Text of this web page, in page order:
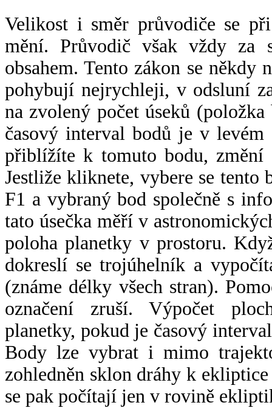
Velikost i směr průvodiče se
mění. Průvodič však vždy za
obsahem. Tento zákon se někdy
pohybují nejrychleji, v odsluní
na zvolený počet úseků
časový interval bodů je v
přiblížíte k tomuto bodu,
Jestliže kliknete, vybere se tento
F1 a vybraný bod společně s
tato úsečka měří v
poloha planetky v prostoru.
dokreslí se trojúhelník a
(známe délky všech stran).
označení zruší. Výpočet
planetky, pokud je časový
Body lze vybrat i mimo
zohledněn sklon dráhy k
se pak počítají jen v rovině